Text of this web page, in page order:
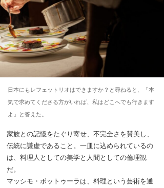
日本にもレフェットリオはできますか？と尋ねると、「本
気で求めてくださる方がいれば、私はどこへでも行きます
よ」と答えた。
家族との記憶をたぐり寄せ、不完全さを賛美し、
伝統に謙虚であること。一皿に込められているの
は、料理人としての美学と人間としての倫理観
だ。
マッシモ・ボットゥーラは、料理という芸術を通